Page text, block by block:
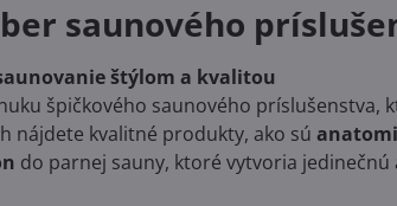
saunového
štýlom a kvalitou
špičkového saunového príslušenstva,
nájdete kvalitné produkty, ako sú
do parnej sauny, ktoré vytvoria